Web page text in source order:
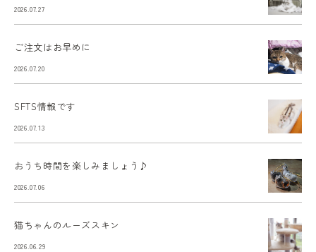
2026.07.27
ご注文はお早めに
2026.07.20
SFTS情報です
2026.07.13
おうち時間を楽しみましょう♪
2026.07.06
猫ちゃんのルーズスキン
2026.06.29